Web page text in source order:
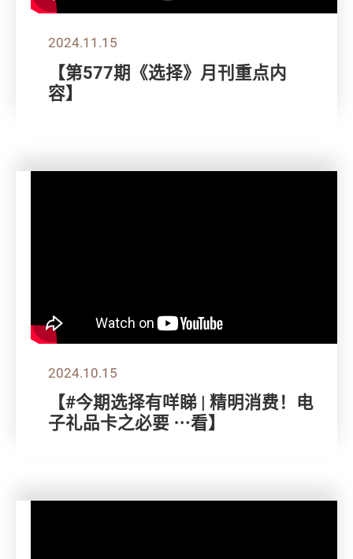
2024.11.15
【第577期《选择》月刊重点内
容】
2024.10.15
【#今期选择有咩睇 | 精明消费！电
子礼品卡之必要 ⋯看】